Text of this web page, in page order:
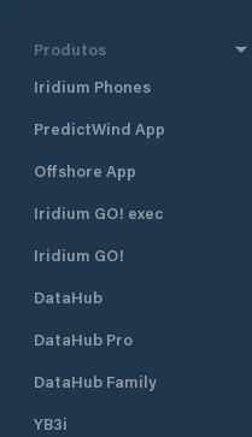
Produtos
Iridium Phones
PredictWind App
Offshore App
Iridium GO! exec
Iridium GO!
DataHub
DataHub Pro
DataHub Family
YB3i